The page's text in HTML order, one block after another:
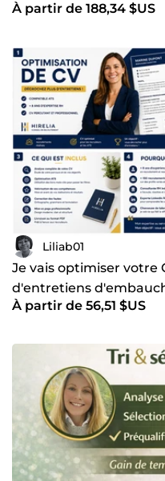
À partir de 188,34 $US
Liliab01
Je vais optimiser votre
d'entretiens
À partir de 56,51 $US